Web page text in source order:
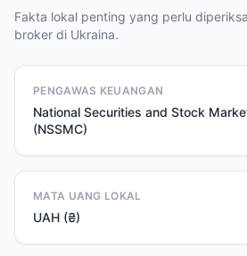
Fakta lokal penting yang perlu
broker di Ukraina.
PENGAWAS KEUANGAN
National Securities and Stock
(NSSMC)
MATA UANG LOKAL
UAH (₴)